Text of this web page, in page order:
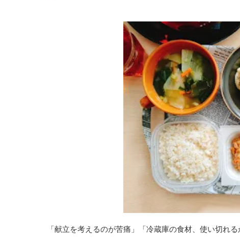
「献立を考えるのが苦痛」「冷蔵庫の食材、使い切れる